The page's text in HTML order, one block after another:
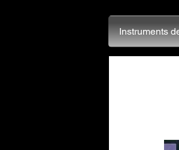
Instruments